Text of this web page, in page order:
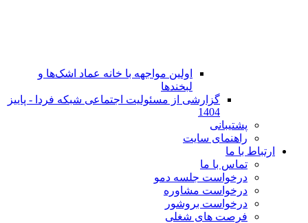
اولین مواجهه با خانه عماد اشک‌ها و
لبخندها
گزارشی از مسئولیت اجتماعی شبکه فردا - پاییز
1404
پشتیبانی
راهنمای سایت
ارتباط با ما
تماس با ما
در‌خواست جلسه دمو
درخواست مشاوره
درخواست بروشور
فرصت های شغلی